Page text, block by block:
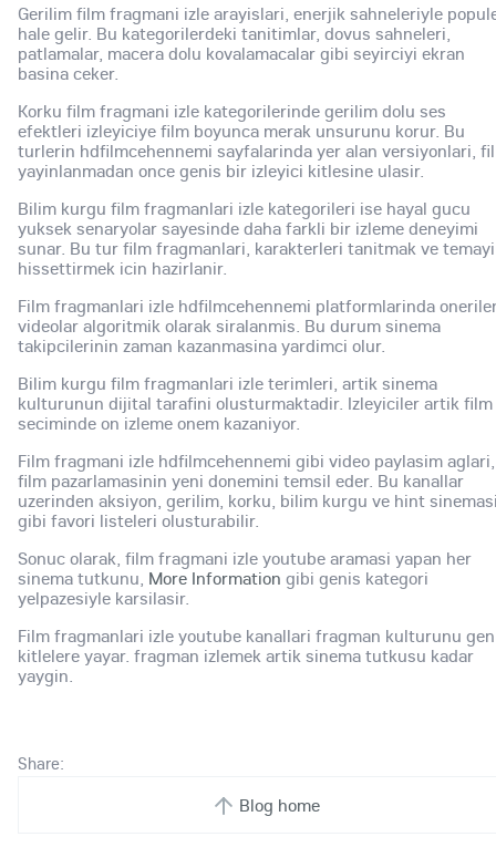
Gerilim film fragmani izle arayislari, enerjik sahneleriyle
hale gelir. Bu kategorilerdeki tanitimlar, dovus sahneleri,
patlamalar, macera dolu kovalamacalar gibi seyirciyi ekran
basina ceker.
Korku film fragmani izle kategorilerinde gerilim dolu ses
efektleri izleyiciye film boyunca merak unsurunu korur. Bu
turlerin hdfilmcehennemi sayfalarinda yer alan versiyonlari,
yayinlanmadan once genis bir izleyici kitlesine ulasir.
Bilim kurgu film fragmanlari izle kategorileri ise hayal gucu
yuksek senaryolar sayesinde daha farkli bir izleme deneyimi
sunar. Bu tur film fragmanlari, karakterleri tanitmak ve temayi
hissettirmek icin hazirlanir.
Film fragmanlari izle hdfilmcehennemi platformlarinda
videolar algoritmik olarak siralanmis. Bu durum sinema
takipcilerinin zaman kazanmasina yardimci olur.
Bilim kurgu film fragmanlari izle terimleri, artik sinema
kulturunun dijital tarafini olusturmaktadir. Izleyiciler artik film
seciminde on izleme onem kazaniyor.
Film fragmani izle hdfilmcehennemi gibi video paylasim aglari,
film pazarlamasinin yeni donemini temsil eder. Bu kanallar
uzerinden aksiyon, gerilim, korku, bilim kurgu ve hint
gibi favori listeleri olusturabilir.
Sonuc olarak, film fragmani izle youtube aramasi yapan her
sinema tutkunu, More Information gibi genis kategori
yelpazesiyle karsilasir.
Film fragmanlari izle youtube kanallari fragman kulturunu
kitlelere yayar. fragman izlemek artik sinema tutkusu kadar
yaygin.
Share:
Blog home